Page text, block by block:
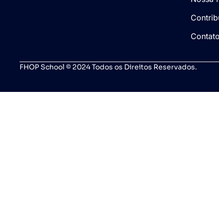
Contato
FHOP School © 2024 Todos os Direitos Reservados.